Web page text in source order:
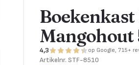
Mangohout
4,3 op Google, 715+
Artikelnr. STF-8510